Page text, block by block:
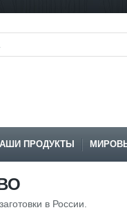
ПРОДУКТЫ
в России.